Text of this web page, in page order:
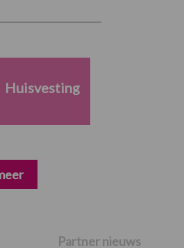
Partner nieuws
Huisvesting